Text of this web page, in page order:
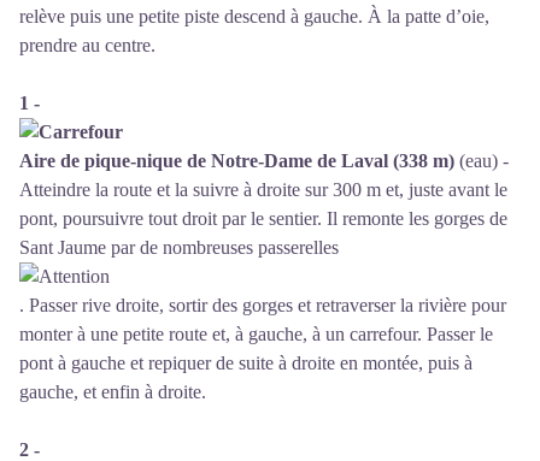
relève puis une petite piste descend à gauche. À la patte d’oie,
prendre au centre.
1 -
Aire de pique-nique de Notre-Dame de Laval (338 m) (eau) -
Atteindre la route et la suivre à droite sur 300 m et, juste avant le
pont, poursuivre tout droit par le sentier. Il remonte les gorges de
Sant Jaume par de nombreuses passerelles
. Passer rive droite, sortir des gorges et retraverser la rivière pour
monter à une petite route et, à gauche, à un carrefour. Passer le
pont à gauche et repiquer de suite à droite en montée, puis à
gauche, et enfin à droite.
2 -